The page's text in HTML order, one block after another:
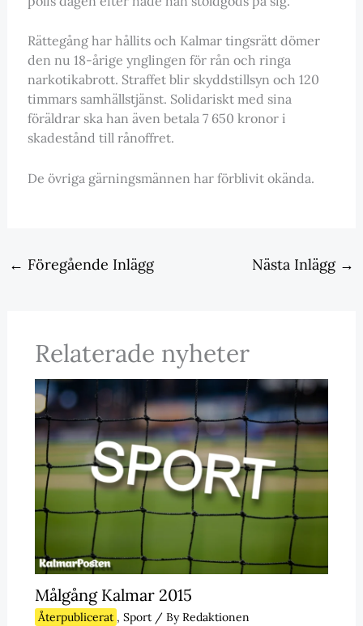
Rättegång har hållits och Kalmar tingsrätt dömer
den nu 18-årige ynglingen för rån och ringa
narkotikabrott. Straffet blir skyddstillsyn och 120
timmars samhällstjänst. Solidariskt med sina
föräldrar ska han även betala 7 650 kronor i
skadestånd till rånoffret.
De övriga gärningsmännen har förblivit okända.
← Föregående Inlägg Nästa Inlägg →
Relaterade nyheter
Målgång Kalmar 2015
Återpublicerat , Sport/ ByRedaktionen